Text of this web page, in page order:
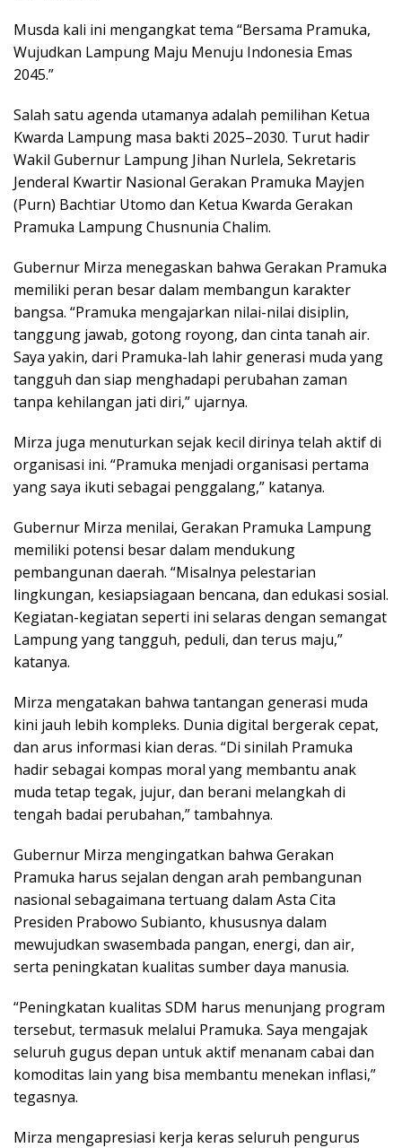
Musda kali ini mengangkat tema “Bersama Pramuka,
Wujudkan Lampung Maju Menuju Indonesia Emas
2045.”
Salah satu agenda utamanya adalah pemilihan Ketua
Kwarda Lampung masa bakti 2025–2030. Turut hadir
Wakil Gubernur Lampung Jihan Nurlela, Sekretaris
Jenderal Kwartir Nasional Gerakan Pramuka Mayjen
(Purn) Bachtiar Utomo dan Ketua Kwarda Gerakan
Pramuka Lampung Chusnunia Chalim.
Gubernur Mirza menegaskan bahwa Gerakan Pramuka
memiliki peran besar dalam membangun karakter
bangsa. “Pramuka mengajarkan nilai-nilai disiplin,
tanggung jawab, gotong royong, dan cinta tanah air.
Saya yakin, dari Pramuka-lah lahir generasi muda yang
tangguh dan siap menghadapi perubahan zaman
tanpa kehilangan jati diri,” ujarnya.
Mirza juga menuturkan sejak kecil dirinya telah aktif di
organisasi ini. “Pramuka menjadi organisasi pertama
yang saya ikuti sebagai penggalang,” katanya.
Gubernur Mirza menilai, Gerakan Pramuka Lampung
memiliki potensi besar dalam mendukung
pembangunan daerah. “Misalnya pelestarian
lingkungan, kesiapsiagaan bencana, dan edukasi sosial.
Kegiatan-kegiatan seperti ini selaras dengan semangat
Lampung yang tangguh, peduli, dan terus maju,”
katanya.
Mirza mengatakan bahwa tantangan generasi muda
kini jauh lebih kompleks. Dunia digital bergerak cepat,
dan arus informasi kian deras. “Di sinilah Pramuka
hadir sebagai kompas moral yang membantu anak
muda tetap tegak, jujur, dan berani melangkah di
tengah badai perubahan,” tambahnya.
Gubernur Mirza mengingatkan bahwa Gerakan
Pramuka harus sejalan dengan arah pembangunan
nasional sebagaimana tertuang dalam Asta Cita
Presiden Prabowo Subianto, khususnya dalam
mewujudkan swasembada pangan, energi, dan air,
serta peningkatan kualitas sumber daya manusia.
“Peningkatan kualitas SDM harus menunjang program
tersebut, termasuk melalui Pramuka. Saya mengajak
seluruh gugus depan untuk aktif menanam cabai dan
komoditas lain yang bisa membantu menekan inflasi,”
tegasnya.
Mirza mengapresiasi kerja keras seluruh pengurus